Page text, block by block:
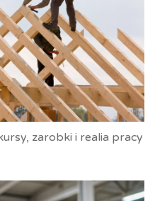
zarobki i realia pracy